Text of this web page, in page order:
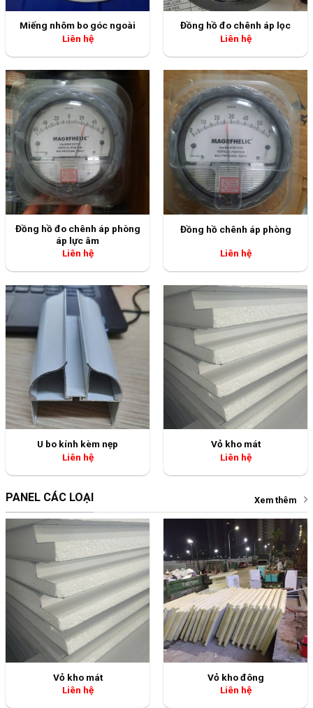
Miếng nhôm bo góc ngoài
Liên hệ
Đồng hồ đo chênh áp lọc
Liên hệ
Đồng hồ đo chênh áp phòng
áp lực âm
Liên hệ
Đồng hồ chênh áp phòng
Liên hệ
U bo kính kèm nẹp
Liên hệ
Vỏ kho mát
Liên hệ
PANEL CÁC LOẠI Xem thêm
Vỏ kho mát
Liên hệ
Vỏ kho đông
Liên hệ